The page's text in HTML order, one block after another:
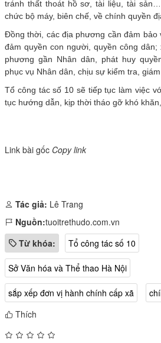
tránh thất thoát hồ sơ, tài liệu, tài
chức bộ máy, biên chế, về chính quyền
Đồng thời, các địa phương cần đảm bảo
đảm quyền con người, quyền công
phương gần Nhân dân, phát huy
phục vụ Nhân dân, chịu sự kiểm tra,
Tổ công tác số 10 sẽ tiếp tục làm việc
tục hướng dẫn, kịp thời tháo gỡ khó
Link bài gốc Copy link
Tác giả: Lê Trang
Nguồn:tuoitrethudo.com.vn
Từ khóa:
Tổ công tác số 10
Sở Văn hóa và Thể thao Hà Nội
sắp xếp đơn vị hành chính cấp xã
Thích